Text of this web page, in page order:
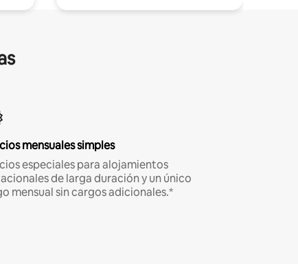
mensuales simples
especiales para alojamientos
de larga duración y un único
mensual sin cargos adicionales.*